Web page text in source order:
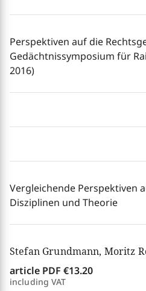
Perspektiven auf die
Gedächtnissymposium für
2016)
Vergleichende Perspektiven
Disziplinen und Theorie
Stefan Grundmann, Moritz
article PDF €13.20
including VAT